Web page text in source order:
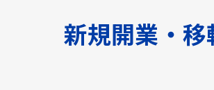
新規開業・